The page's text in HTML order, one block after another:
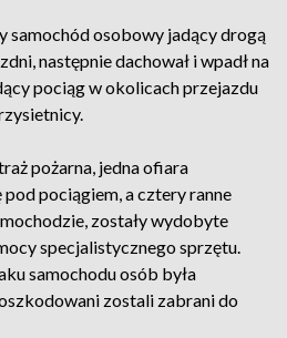
samochód osobowy jadący drogą
następnie dachował i wpadł na
pociąg w okolicach przejazdu
pożarna, jedna ofiara
pod pociągiem, a cztery ranne
zostały wydobyte
specjalistycznego sprzętu.
samochodu osób była
zostali zabrani do